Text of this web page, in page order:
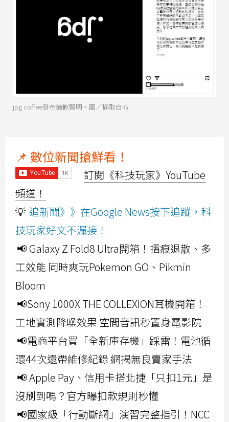
jpg coffee發布道歉聲明。圖／擷取自IG
📌 數位新聞搶鮮看！
訂閱《科技玩家》YouTube
頻道！
💡 追新聞》》在Google News按下追蹤，科
技玩家好文不漏接！
📢 Galaxy Z Fold8 Ultra開箱！摺痕退散、多
工效能 同時爽玩Pokemon GO、Pikmin
Bloom
📢Sony 1000X THE COLLEXION耳機開箱！
工地實測降噪效果 空間音訊秒置身電影院
📢電商平台買「全新庫存機」踩雷！電池循
環44次還帶維修紀錄 網揭無良賣家手法
📢 Apple Pay、信用卡搭北捷「只扣1元」是
沒刷到嗎？官方曝扣款規則秒懂
📢國家級「行動斷網」演習完整指引！NCC